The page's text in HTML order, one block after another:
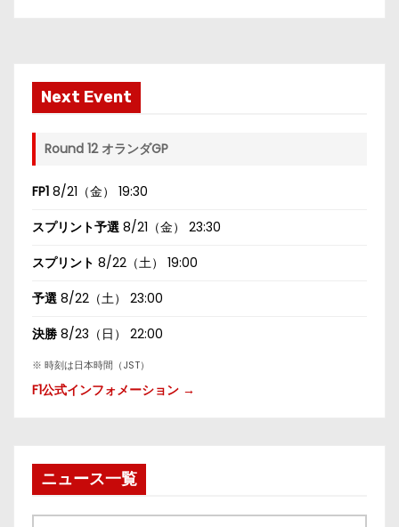
Next Event
Round 12 オランダGP
FP1 8/21（金） 19:30
スプリント予選 8/21（金） 23:30
スプリント 8/22（土） 19:00
予選 8/22（土） 23:00
決勝 8/23（日） 22:00
※ 時刻は日本時間（JST）
F1公式インフォメーション →
ニュース一覧